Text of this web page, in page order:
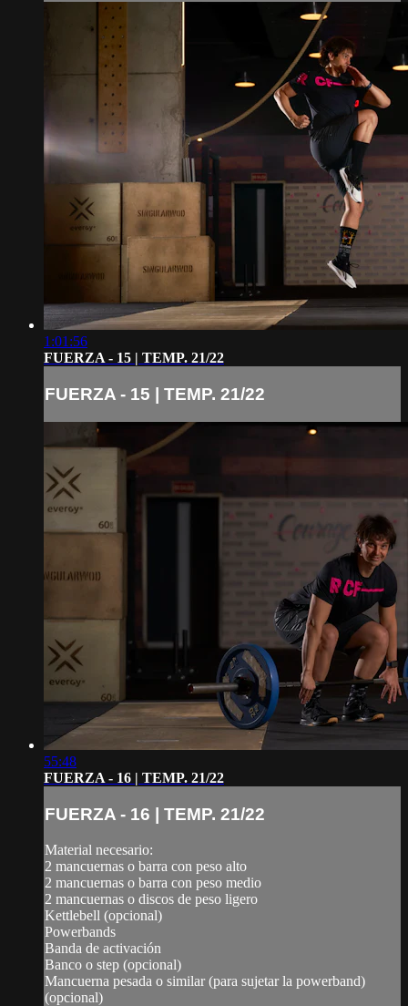
1:01:56
FUERZA - 15 | TEMP. 21/22
FUERZA - 15 | TEMP. 21/22
55:48
FUERZA - 16 | TEMP. 21/22
FUERZA - 16 | TEMP. 21/22
Material necesario:
2 mancuernas o barra con peso alto
2 mancuernas o barra con peso medio
2 mancuernas o discos de peso ligero
Kettlebell (opcional)
Powerbands
Banda de activación
Banco o step (opcional)
Mancuerna pesada o similar (para sujetar la powerband)
(opcional)